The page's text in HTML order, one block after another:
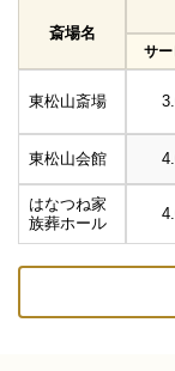
斎場名
サー
東松山斎場
東松山会館
はなつね家
族葬ホール